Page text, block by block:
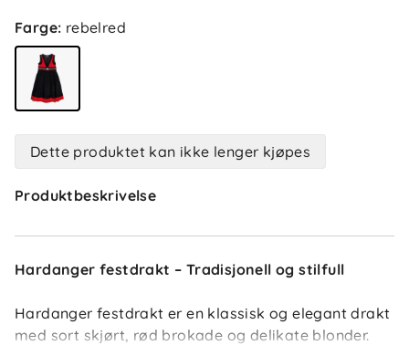
Farge: rebelred
Dette produktet kan ikke lenger kjøpes
Produktbeskrivelse
Hardanger festdrakt – Tradisjonell og stilfull
Hardanger festdrakt er en klassisk og elegant drakt
med sort skjørt, rød brokade og delikate blonder.